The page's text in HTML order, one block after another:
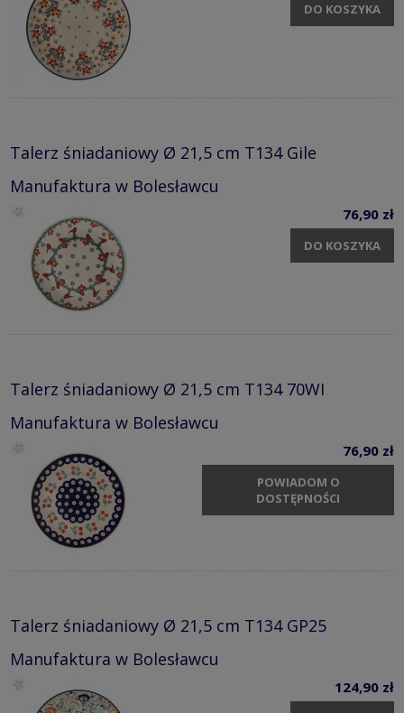
DO KOSZYKA
Talerz śniadaniowy Ø 21,5 cm T134 Gile
Manufaktura w Bolesławcu
76,90 zł
DO KOSZYKA
Talerz śniadaniowy Ø 21,5 cm T134 70WI
Manufaktura w Bolesławcu
76,90 zł
POWIADOM O
DOSTĘPNOŚCI
Talerz śniadaniowy Ø 21,5 cm T134 GP25
Manufaktura w Bolesławcu
124,90 zł